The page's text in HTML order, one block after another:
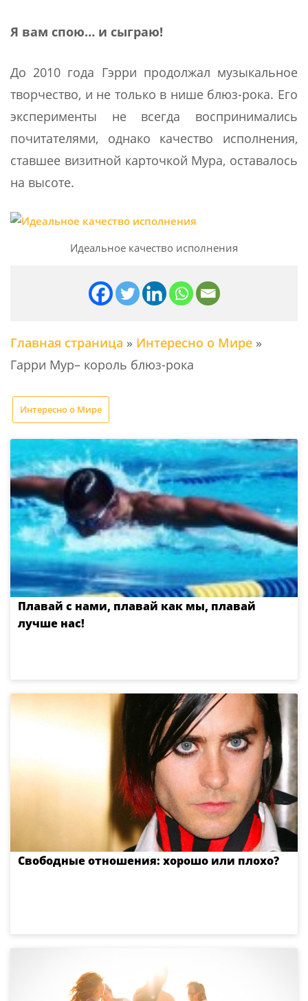
Я вам спою… и сыграю!
До 2010 года Гэрри продолжал музыкальное
творчество, и не только в нише блюз-рока. Его
эксперименты не всегда воспринимались
почитателями, однако качество исполнения,
ставшее визитной карточкой Мура, оставалось
на высоте.
Идеальное качество исполнения
Главная страница » Интересно о Мире »
Гарри Мур– король блюз-рока
Интересно о Мире
Плавай с нами, плавай как мы, плавай
лучше нас!
Свободные отношения: хорошо или плохо?